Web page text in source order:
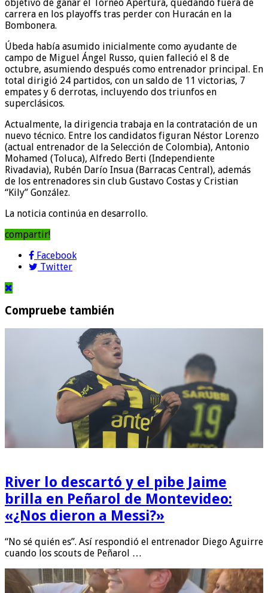
objetivo de ganar el Torneo Apertura, quedando fuera de
carrera en los playoffs tras perder con Huracán en la
Bombonera.
Úbeda había asumido inicialmente como ayudante de
campo de Miguel Ángel Russo, quien falleció el 8 de
octubre, asumiendo después como entrenador principal. En
total dirigió 24 partidos, con un saldo de 11 victorias, 7
empates y 6 derrotas, incluyendo dos triunfos en
superclásicos.
Actualmente, la dirigencia trabaja en la contratación de un
nuevo técnico. Entre los candidatos figuran Néstor Lorenzo
(actual entrenador de la Selección de Colombia), Antonio
Mohamed (Toluca), Alfredo Berti (Independiente
Rivadavia), Rubén Darío Insua (Barracas Central), además
de los entrenadores sin club Gustavo Costas y Cristian
“Kily” González.
La noticia continúa en desarrollo.
compartir!
Facebook
Twitter
Compruebe también
River lo descartó y el pibe Jaime
brilla en Peñarol de Montevideo:
«¿Nos dieron a Messi?»
“No sé quién es”. Así respondió el entrenador Diego Aguirre
cuando los scouts de Peñarol …